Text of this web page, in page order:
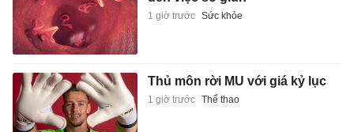
1 giờ trước Sức khỏe
Thủ môn rời MU với giá kỷ lục
1 giờ trước Thể thao